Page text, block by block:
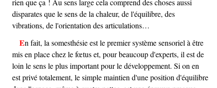
rien que ça ! Au sens large cela comprend des choses aussi
disparates que le sens de la chaleur, de l'équilibre, des
vibrations, de l'orientation des articulations…
En fait, la somesthésie est le premier système sensoriel à être
mis en place chez le fœtus et, pour beaucoup d'experts, il est de
loin le sens le plus important pour le développement. Si on en
est privé totalement, le simple maintien d'une position d'équilibre